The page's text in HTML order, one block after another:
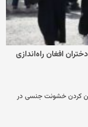
افغان راه‌اندازی
کردن خشونت جنسی در